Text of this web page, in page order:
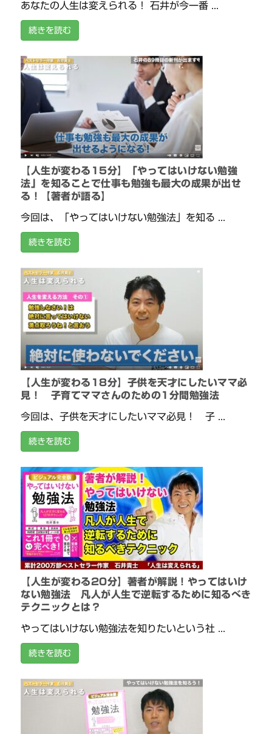
あなたの人生は変えられる！ 石井が今一番 ...
続きを読む
【人生が変わる15分】「やってはいけない勉強
法」を知ることで仕事も勉強も最大の成果が出せ
る！【著者が語る】
今回は、「やってはいけない勉強法」を知る ...
続きを読む
【人生が変わる18分】子供を天才にしたいママ必
見！ 子育てママさんのための1分間勉強法
今回は、子供を天才にしたいママ必見！ 子 ...
続きを読む
【人生が変わる20分】著者が解説！やってはいけ
ない勉強法 凡人が人生で逆転するために知るべき
テクニックとは？
やってはいけない勉強法を知りたいという社 ...
続きを読む